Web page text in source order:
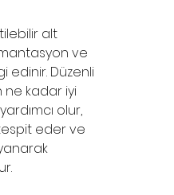
alt
ve
edinir. Düzenli
kadar iyi
olur,
eder ve